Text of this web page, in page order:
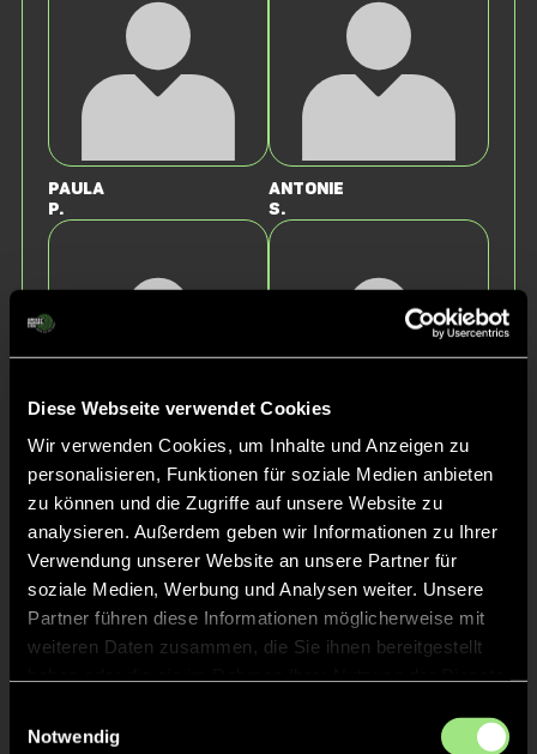
Diese Webseite verwendet Cookies
Wir verwenden Cookies, um Inhalte und Anzeigen zu
personalisieren, Funktionen für soziale Medien anbieten
zu können und die Zugriffe auf unsere Website zu
analysieren. Außerdem geben wir Informationen zu Ihrer
Verwendung unserer Website an unsere Partner für
soziale Medien, Werbung und Analysen weiter. Unsere
Partner führen diese Informationen möglicherweise mit
weiteren Daten zusammen, die Sie ihnen bereitgestellt
Notwendig
Paula
P.
Antonie
S.
H.
Johanna
P.
Madeleine